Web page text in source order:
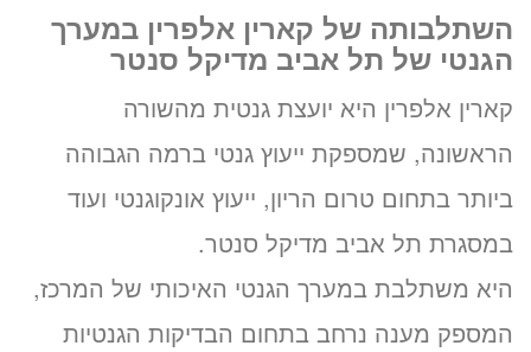
זימון תור אונליין
ב-3 שלבים קצרים
(לא נדרש כרטיס אשראי)
מועדים פנויים. לחצו לבחירת
שעה
09:00
09:45
10:30
השתלבותה של קארין אלפרין במערך
הגנטי של תל אביב מדיקל סנטר
קארין אלפרין היא יועצת גנטית מהשורה
הראשונה, שמספקת ייעוץ גנטי ברמה הגבוהה
ביותר בתחום טרום הריון, ייעוץ אונקוגנטי ועוד
במסגרת תל אביב מדיקל סנטר.
היא משתלבת במערך הגנטי האיכותי של המרכז,
המספק מענה נרחב בתחום הבדיקות הגנטיות